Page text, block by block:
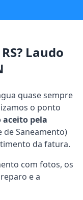
Laudo
quase sempre
o ponto
pela
de Saneamento)
da fatura.
com fotos, os
e a